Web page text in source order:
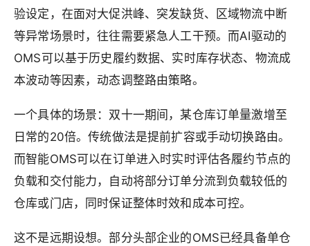
验设定，在面对大促洪峰、突发缺货、区域物流中断
等异常场景时，往往需要紧急人工干预。而AI驱动的
OMS可以基于历史履约数据、实时库存状态、物流成
本波动等因素，动态调整路由策略。
一个具体的场景：双十一期间，某仓库订单量激增至
日常的20倍。传统做法是提前扩容或手动切换路由。
而智能OMS可以在订单进入时实时评估各履约节点的
负载和交付能力，自动将部分订单分流到负载较低的
仓库或门店，同时保证整体时效和成本可控。
这不是远期设想。部分头部企业的OMS已经具备单仓